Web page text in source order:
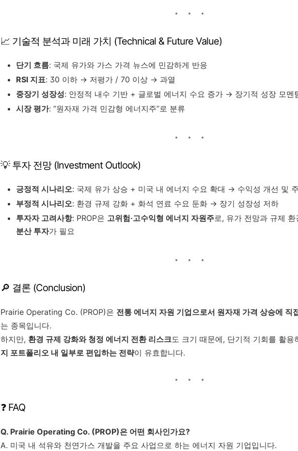
📈 기술적 분석과 미래 가치 (Technical & Future Value)
단기 흐름: 국제 유가와 가스 가격 뉴스에 민감하게 반응
RSI 지표: 30 이하 → 저평가 / 70 이상 → 과열
중장기 성장성: 안정적 내수 기반 + 글로벌 에너지 수요 증가 → 장기적 성장 모멘
시장 평가: “원자재 가격 민감형 에너지주”로 분류
💡 투자 전망 (Investment Outlook)
긍정적 시나리오: 국제 유가 상승 + 미국 내 에너지 수요 확대 → 수익성 개선 및
부정적 시나리오: 환경 규제 강화 + 화석 연료 수요 둔화 → 장기 성장성 저하
투자자 고려사항: PROP은 고위험·고수익형 에너지 자원주로, 유가 전망과 규제
분산 투자가 필요
🔎 결론 (Conclusion)
Prairie Operating Co. (PROP)은 전통 에너지 자원 기업으로서 원자재 가격 상승에 직
는 종목입니다.
하지만, 환경 규제 강화와 청정 에너지 전환 리스크도 크기 때문에, 단기적 기회를 활
지 포트폴리오 내 일부로 편입하는 전략이 유효합니다.
❓ FAQ
Q. Prairie Operating Co. (PROP)은 어떤 회사인가요?
A. 미국 내 석유와 천연가스 개발을 주요 사업으로 하는 에너지 자원 기업입니다.